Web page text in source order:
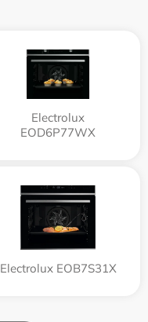
Electrolux
EOD6P77WX
Electrolux EOB7S31X